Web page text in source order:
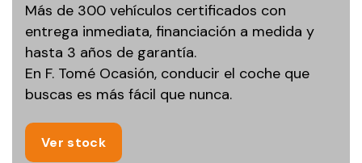
Más de 300 vehículos certificados con
entrega inmediata, financiación a medida y
hasta 3 años de garantía.
En F. Tomé Ocasión, conducir el coche que
buscas es más fácil que nunca.
Ver stock